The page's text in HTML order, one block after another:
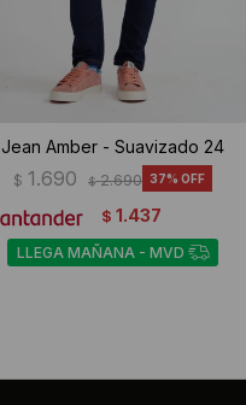
Jean Amber - Suavizado 24
$ 1.690 $ 2.690 37
$ 1.437
LLEGA MAÑANA - MVD